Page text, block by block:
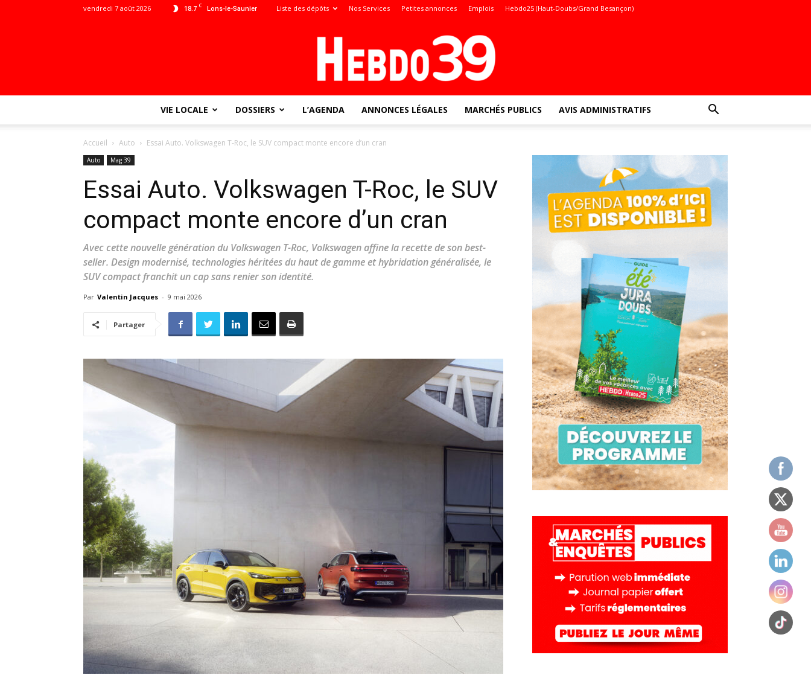
18.7 C Lons-le-Saunier
vendredi 7 août 2026 Liste des dépôts Nos Services Petites annonces Emplois Hebdo25 (Haut-Doubs/Grand Besançon)
l'info
Hebdo39
VIE LOCALE DOSSIERS L’AGENDA ANNONCES LÉGALES MARCHÉS PUBLICS AVIS ADMINISTRATIFS
Accueil Auto Essai Auto. Volkswagen T-Roc, le SUV compact monte encore d’un cran
Auto Mag 39
Essai Auto. Volkswagen T-Roc, le SUV
compact monte encore d’un cran
Avec cette nouvelle génération du Volkswagen T-Roc, Volkswagen affine la recette de son best-
seller. Design modernisé, technologies héritées du haut de gamme et hybridation généralisée, le
SUV compact franchit un cap sans renier son identité.
Par Valentin Jacques - 9 mai 2026
Partager